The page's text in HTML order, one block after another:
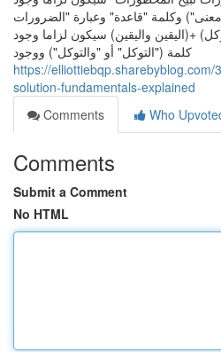
وكلمة "قاعدة" وعبارة "الضرورات
+(اليقين واليقين) سيكون لزاما وجود
كلمة ("التوكل" أو "والتوكل") ووجود
https://
solution-fundamentals-explained
Comments
Who
Comments
Submit a Comment
No HTML